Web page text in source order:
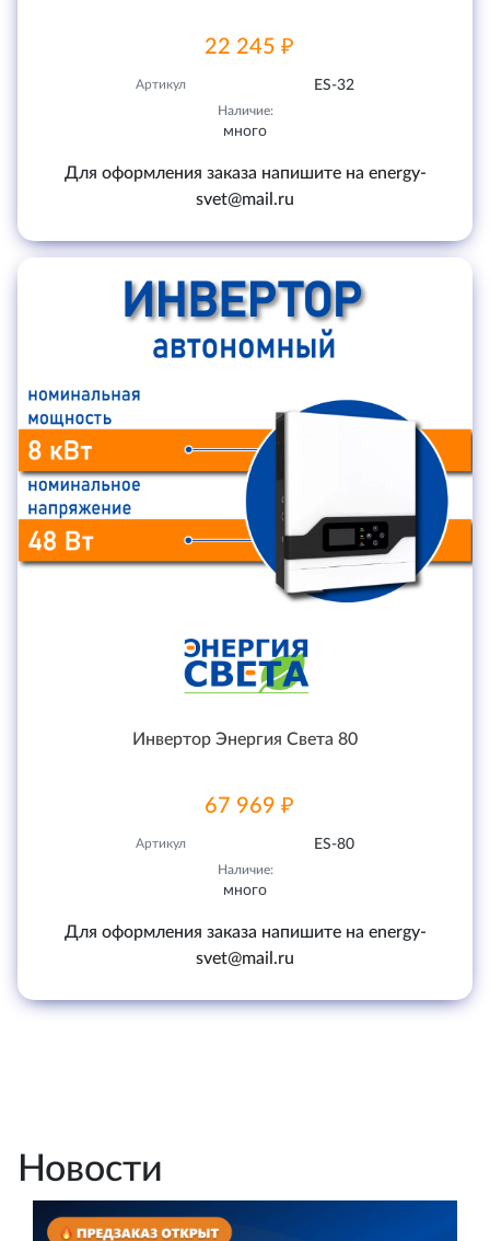
22 245 ₽
Артикул ES-32
Наличие:
много
Для оформления заказа напишите на energy-
svet@mail.ru
Инвертор Энергия Света 80
67 969 ₽
Артикул ES-80
Наличие:
много
Для оформления заказа напишите на energy-
svet@mail.ru
Новости